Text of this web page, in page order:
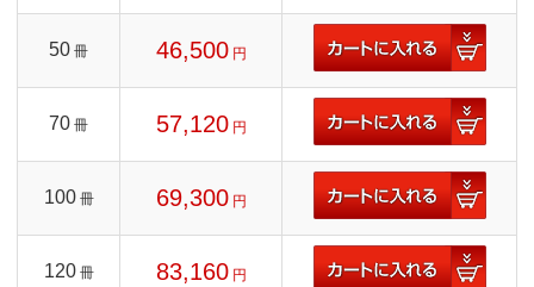
50 冊 46,500 円
70 冊 57,120 円
100 冊 69,300 円
120 冊 83,160 円